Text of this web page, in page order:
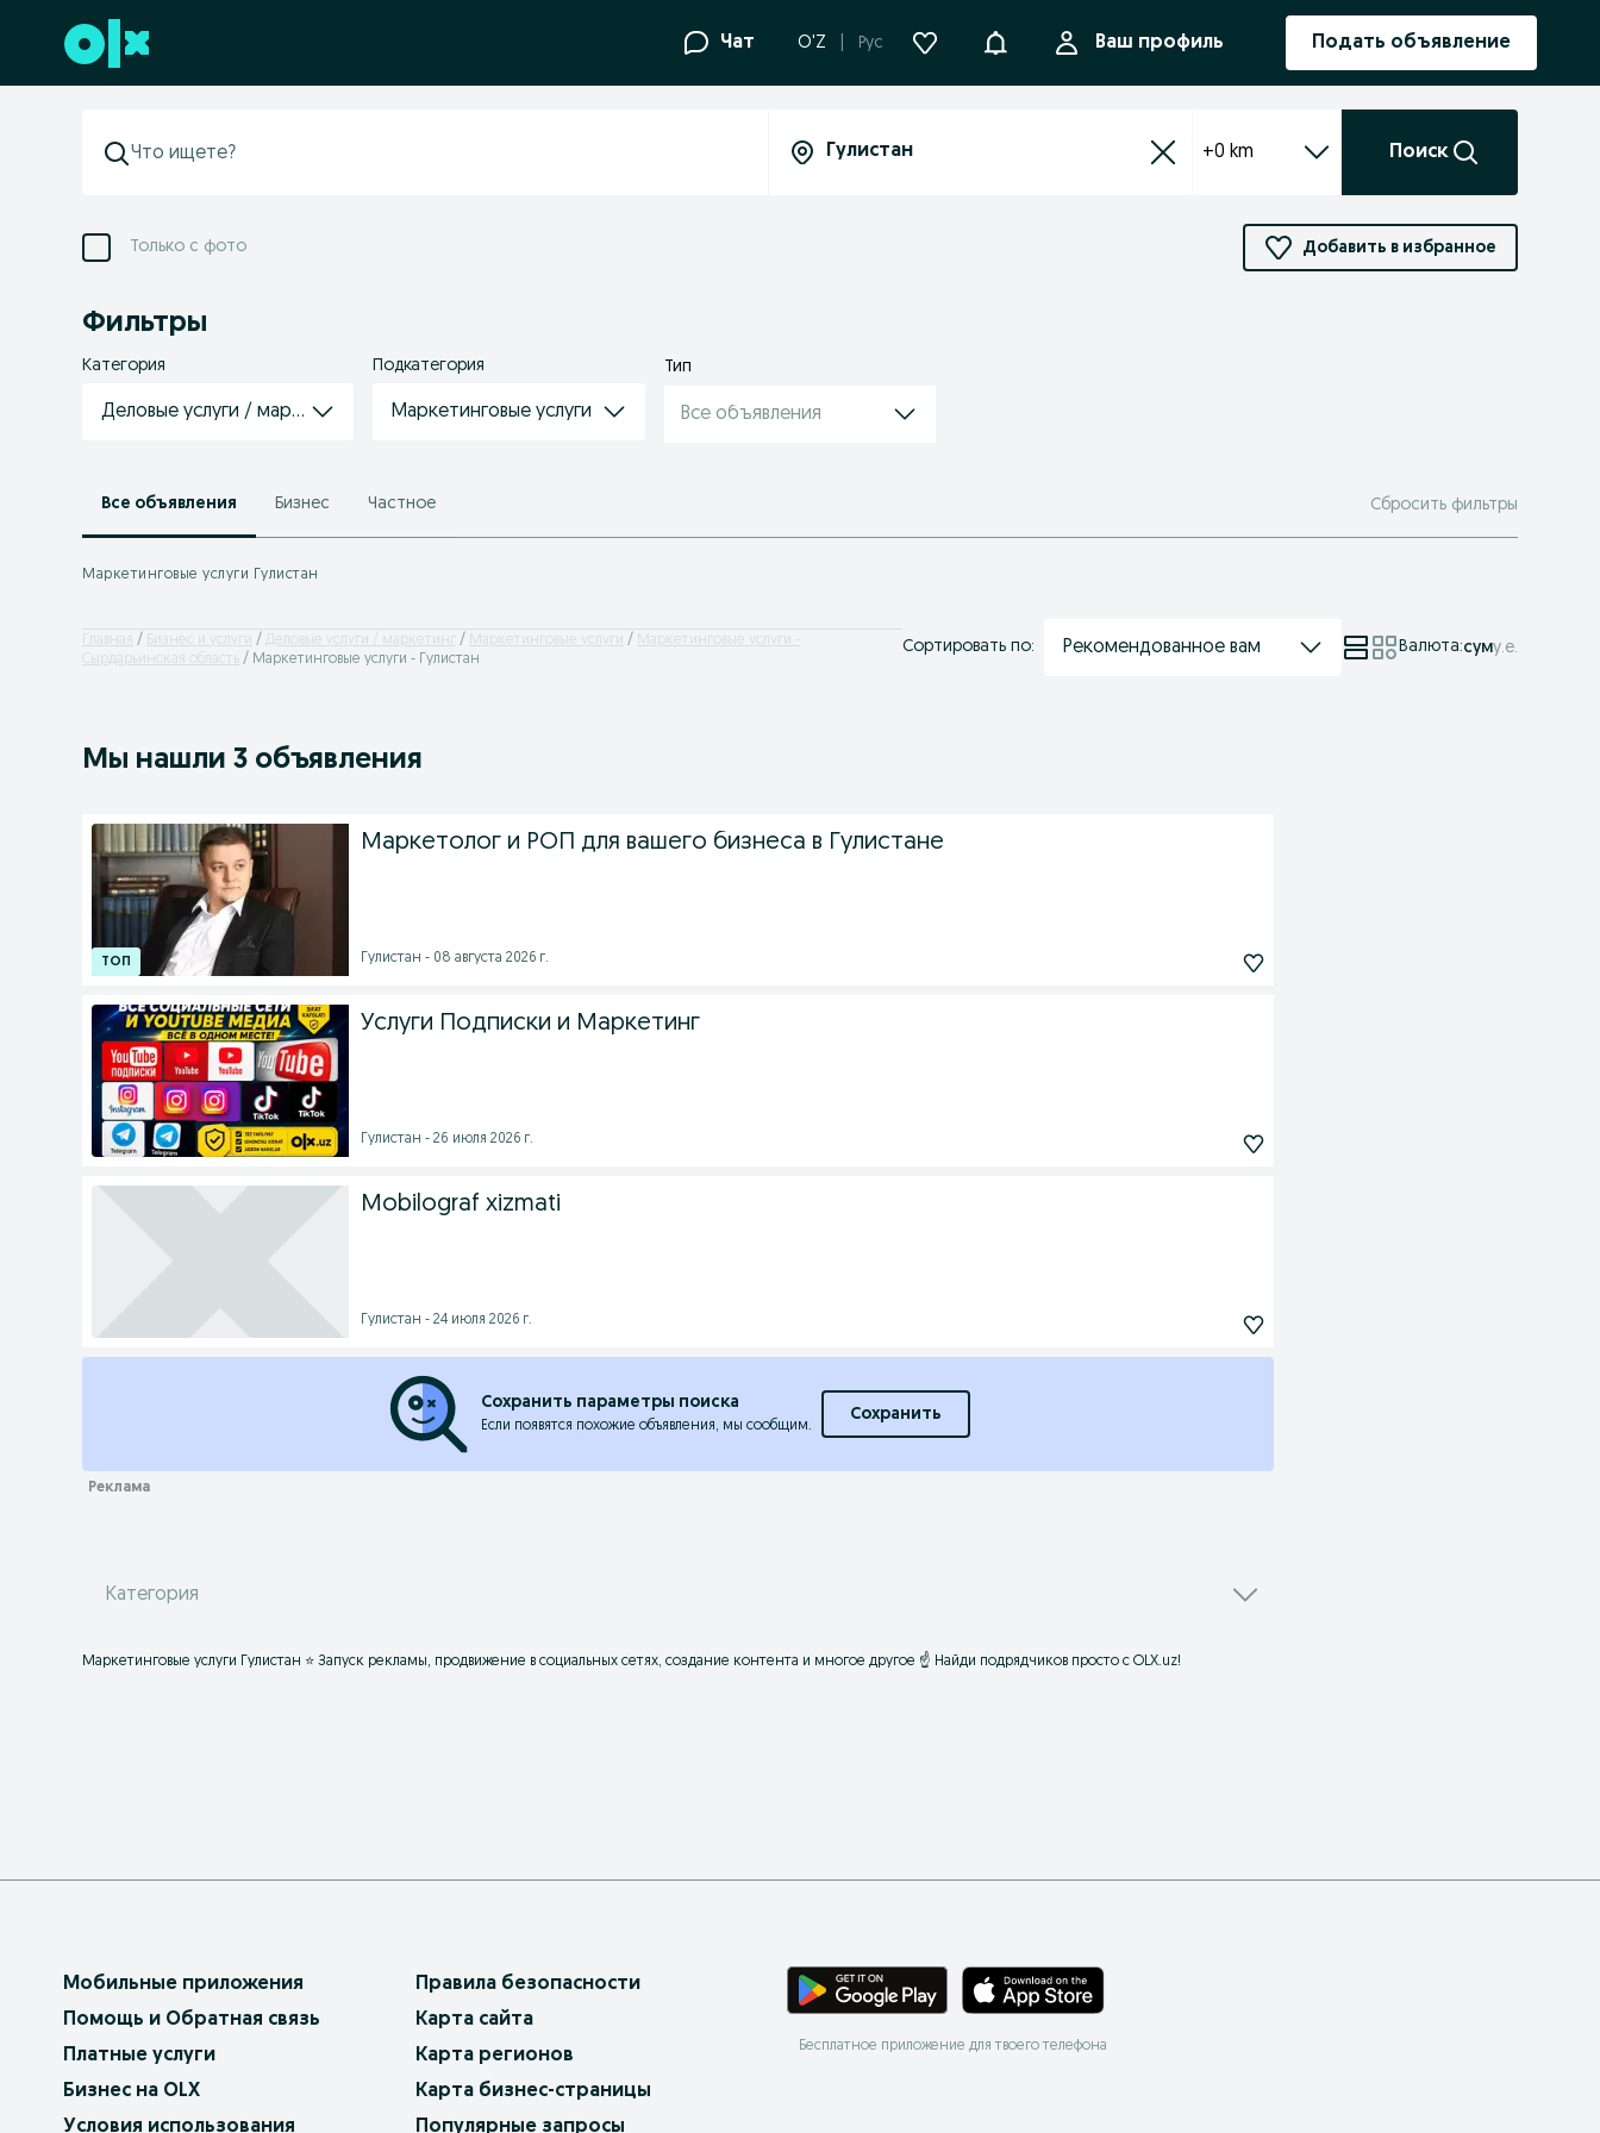
Перейти к нижнему колонтитулу Чат O'Z Рус УведомленияВаш профиль Подать объявление
+0 km Поиск
Только с фото Добавить в избранное
Фильтры
Категория
Деловые услуги / маркетинг
Подкатегория
Маркетинговые услуги
Тип
Все объявления
Все объявления Бизнес Частное Сбросить фильтры
Маркетинговые услуги Гулистан
Главная Бизнес и услуги Деловые услуги / маркетинг Маркетинговые услуги
Маркетинговые услуги -
Сырдарьинская область
Маркетинговые услуги - Гулистан
Сортировать по: Рекомендованное вам Валюта:суму.е.
Мы нашли 3 объявления
Маркетолог и РОП для вашего бизнеса в Гулистане
Гулистан - 08 августа 2026 г.
Услуги Подписки и Маркетинг
Гулистан - 26 июля 2026 г.
Mobilograf xizmati
Гулистан - 24 июля 2026 г.
Сохранить параметры поиска
Если появятся похожие объявления, мы сообщим.
Сохранить
Категория
Маркетинговые услуги Гулистан ⭐ Запуск рекламы, продвижение в социальных сетях, создание контента и многое другое ☝ Найди подрядчиков просто с OLX.uz!
Мобильные приложения
Помощь и Обратная связь
Платные услуги
Бизнес на OLX
Условия использования
Правила безопасности
Карта сайта
Карта регионов
Карта бизнес-страницы
Популярные запросы
Бесплатное приложение для твоего телефона